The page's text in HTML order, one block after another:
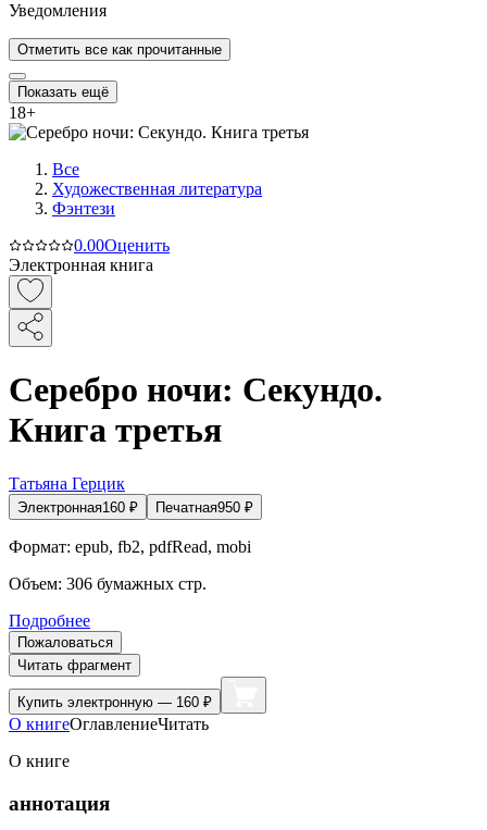
Уведомления
Отметить все как прочитанные
Показать ещё
18+
Все
Художественная литература
Фэнтези
0.00Оценить
Электронная книга
Серебро ночи: Секундо.
Книга третья
Татьяна Герцик
Электронная160 ₽ Печатная950 ₽
Формат: epub, fb2, pdfRead, mobi
Объем: 306 бумажных стр.
Подробнее
Пожаловаться
Читать фрагмент
Купить электронную — 160 ₽
О книгеОглавлениеЧитать
О книге
аннотация